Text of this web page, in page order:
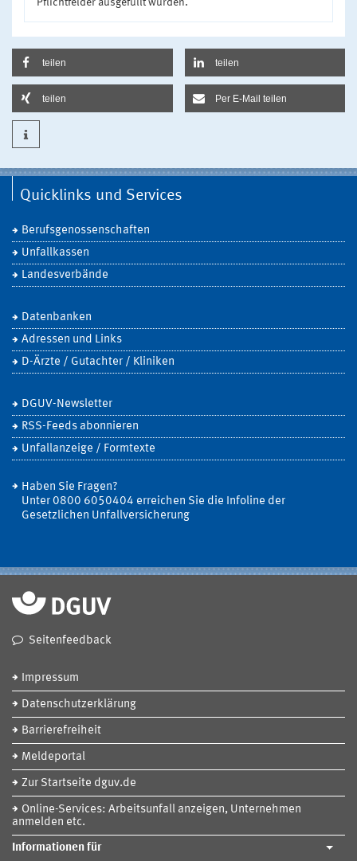
teilen teilen
teilen Per E-Mail teilen
Quicklinks und Services
Berufsgenossenschaften
Unfallkassen
Landesverbände
Datenbanken
Adressen und Links
D-Ärzte / Gutachter / Kliniken
DGUV-Newsletter
RSS-Feeds abonnieren
Unfallanzeige / Formtexte
Haben Sie Fragen?
Unter 0800 6050404 erreichen Sie die Infoline der
Gesetzlichen Unfallversicherung
Seitenfeedback
Impressum
Datenschutzerklärung
Barrierefreiheit
Meldeportal
Zur Startseite dguv.de
Online-Services: Arbeitsunfall anzeigen, Unternehmen
anmelden etc.
Informationen für